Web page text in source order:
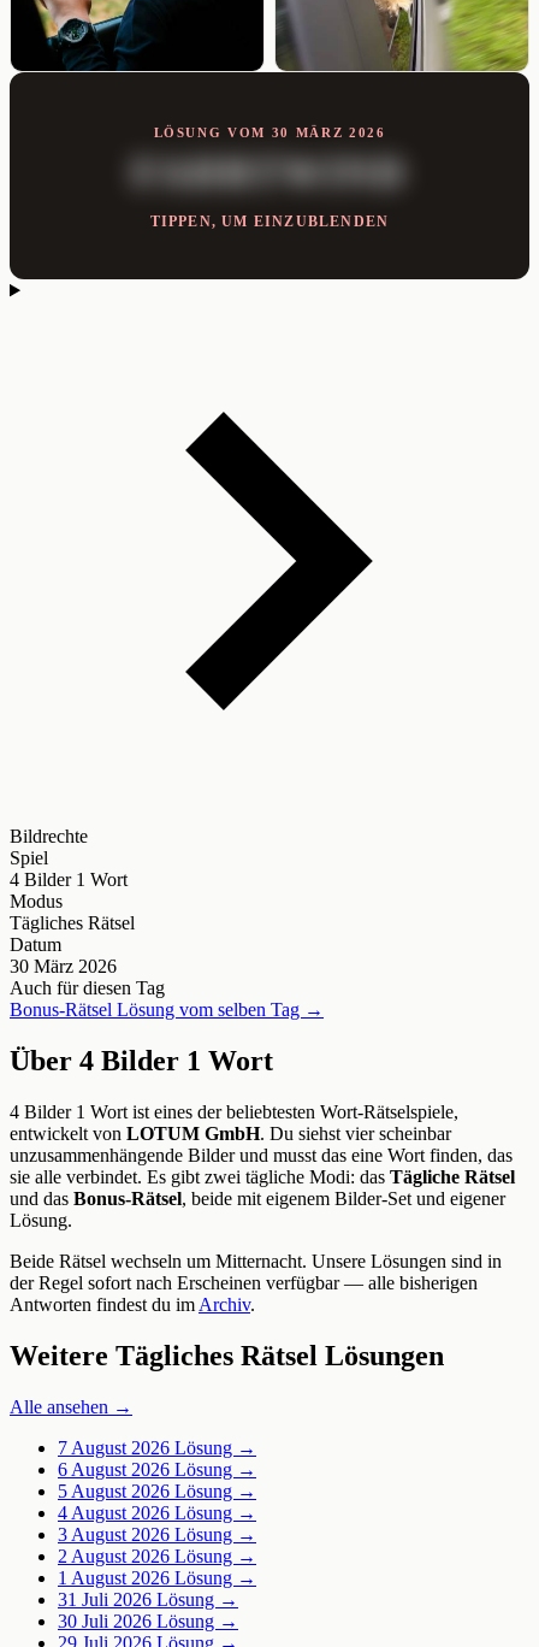
LÖSUNG VOM 30 MÄRZ 2026
FAHRTWIND
TIPPEN, UM EINZUBLENDEN
Bildrechte
Spiel
4 Bilder 1 Wort
Modus
Tägliches Rätsel
Datum
30 März 2026
Auch für diesen Tag
Bonus-Rätsel Lösung vom selben Tag →
Über 4 Bilder 1 Wort
4 Bilder 1 Wort ist eines der beliebtesten Wort-Rätselspiele,
entwickelt von LOTUM GmbH. Du siehst vier scheinbar
unzusammenhängende Bilder und musst das eine Wort finden, das
sie alle verbindet. Es gibt zwei tägliche Modi: das Tägliche Rätsel
und das Bonus-Rätsel, beide mit eigenem Bilder-Set und eigener
Lösung.
Beide Rätsel wechseln um Mitternacht. Unsere Lösungen sind in
der Regel sofort nach Erscheinen verfügbar — alle bisherigen
Antworten findest du im Archiv.
Weitere Tägliches Rätsel Lösungen
Alle ansehen →
7 August 2026 Lösung →
6 August 2026 Lösung →
5 August 2026 Lösung →
4 August 2026 Lösung →
3 August 2026 Lösung →
2 August 2026 Lösung →
1 August 2026 Lösung →
31 Juli 2026 Lösung →
30 Juli 2026 Lösung →
29 Juli 2026 Lösung →